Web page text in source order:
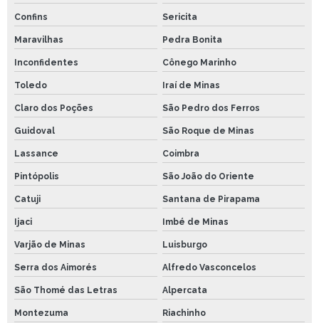
Confins Sericita
Maravilhas Pedra Bonita
Inconfidentes Cônego Marinho
Toledo Iraí de Minas
Claro dos Poções São Pedro dos Ferros
Guidoval São Roque de Minas
Lassance Coimbra
Pintópolis São João do Oriente
Catuji Santana de Pirapama
Ijaci Imbé de Minas
Varjão de Minas Luisburgo
Serra dos Aimorés Alfredo Vasconcelos
São Thomé das Letras Alpercata
Montezuma Riachinho